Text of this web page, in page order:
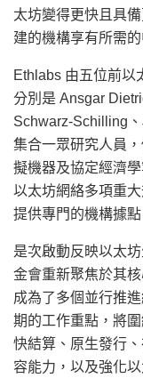
太坊變得更快且具
建的機構享有所需
Ethlabs 由五位前以
分別是 Ansgar
Schwarz-Schilling
集合一眾研究人員
擬機器及協定經濟
以太坊網絡多項重
提供專門的機構據
是次啟動反映以太
金會重新聚焦於其
成為了多個並行推
期的工作重點，將
快結算、原生發行
容能力，以及強化